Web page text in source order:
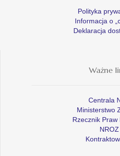
Polityka
Informacja o
Deklaracja
Ważne
Centrala
Ministerstwo
Rzecznik Praw
NROZ